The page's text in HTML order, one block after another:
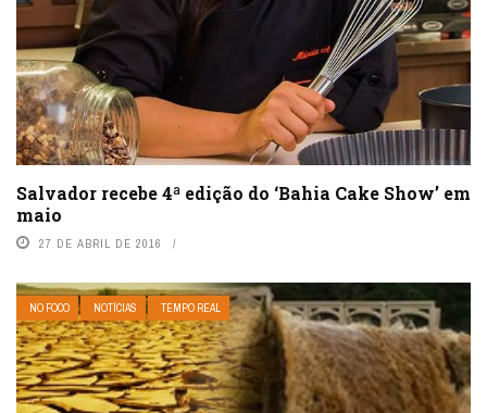
Salvador recebe 4ª edição do ‘Bahia Cake Show’ em
maio
27 DE ABRIL DE 2016
NO FOCO NOTÍCIAS TEMPO REAL